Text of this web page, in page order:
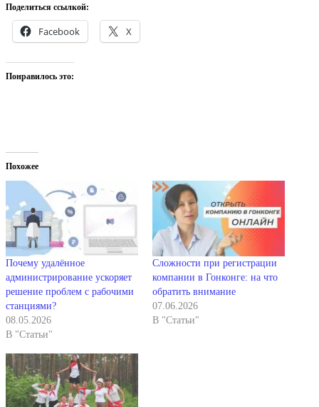
Поделиться ссылкой:
Facebook X
Понравилось это:
Похожее
Почему удалённое
администрирование ускоряет
решение проблем с рабочими
станциями?
08.05.2026
В "Статьи"
Сложности при регистрации
компании в Гонконге: на что
обратить внимание
07.06.2026
В "Статьи"